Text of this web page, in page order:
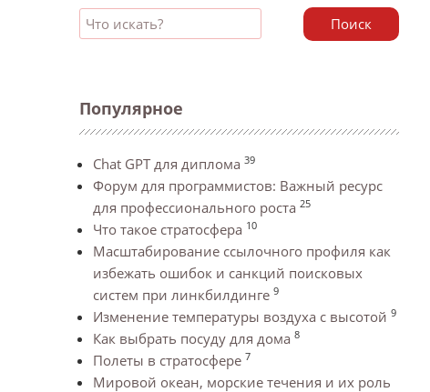
Поиск
Популярное
Chat GPT для диплома 39
Форум для программистов: Важный ресурс
для профессионального роста 25
Что такое стратосфера 10
Масштабирование ссылочного профиля как
избежать ошибок и санкций поисковых
систем при линкбилдинге 9
Изменение температуры воздуха с высотой 9
Как выбрать посуду для дома 8
Полеты в стратосфере 7
Мировой океан, морские течения и их роль